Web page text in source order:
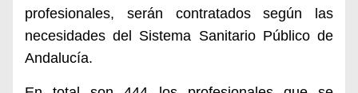
profesionales, serán contratados según las
necesidades del Sistema Sanitario Público de
Andalucía.